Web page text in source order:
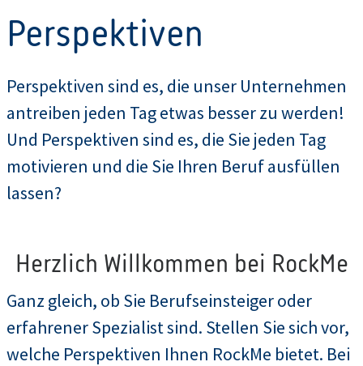
Perspektiven
Perspektiven sind es, die unser Unternehmen
antreiben jeden Tag etwas besser zu werden!
Und Perspektiven sind es, die Sie jeden Tag
motivieren und die Sie Ihren Beruf ausfüllen
lassen?
Herzlich Willkommen bei RockMe
Ganz gleich, ob Sie Berufseinsteiger oder
erfahrener Spezialist sind. Stellen Sie sich vor,
welche Perspektiven Ihnen RockMe bietet. Bei